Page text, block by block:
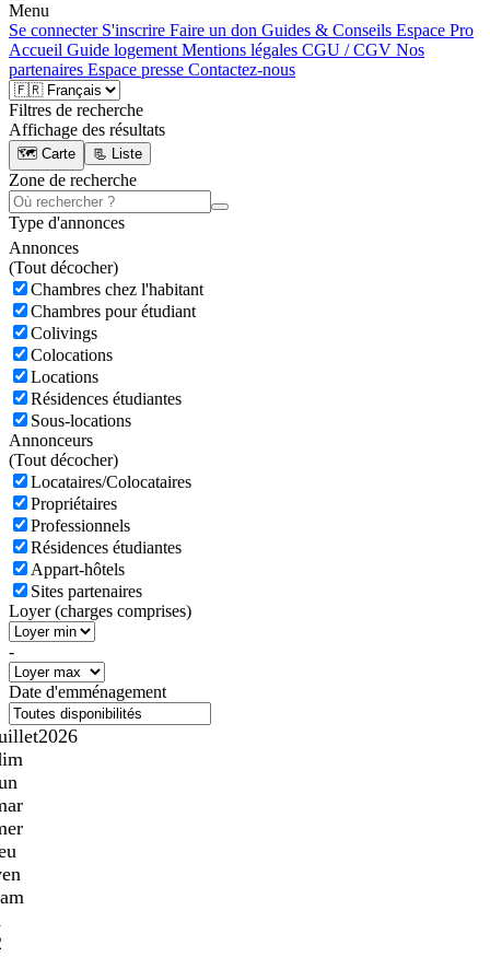
Menu
Se connecter S'inscrire Faire un don Guides & Conseils Espace Pro
Accueil Guide logement Mentions légales CGU / CGV Nos
partenaires Espace presse Contactez-nous
Filtres de recherche
Affichage des résultats
🗺️ Carte 📃 Liste
Zone de recherche
Type d'annonces
Annonces
(Tout décocher)
Chambres chez l'habitant
Chambres pour étudiant
Colivings
Colocations
Locations
Résidences étudiantes
Sous-locations
Annonceurs
(Tout décocher)
Locataires/Colocataires
Propriétaires
Professionnels
Résidences étudiantes
Appart-hôtels
Sites partenaires
Loyer (charges comprises)
-
Date d'emménagement
2026